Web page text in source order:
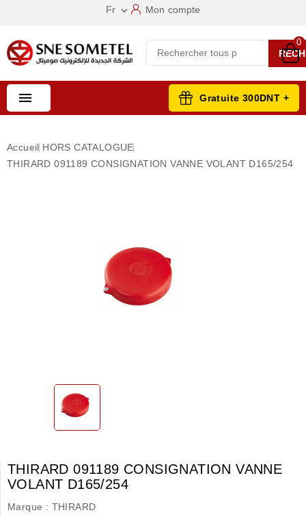
Fr  Mon compte
0
 Gratuite 300DNT +
Accueil HORS CATALOGUE
THIRARD 091189 CONSIGNATION VANNE VOLANT D165/254
THIRARD 091189 CONSIGNATION VANNE
VOLANT D165/254
Marque : THIRARD